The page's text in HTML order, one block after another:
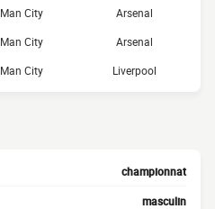
Man City
Arsenal
Man City
Arsenal
Man City Liverpool
championnat
masculin